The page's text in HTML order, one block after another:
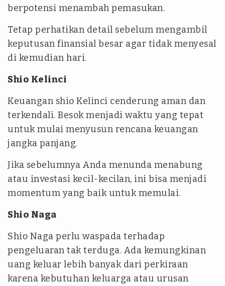
berpotensi menambah pemasukan.
Tetap perhatikan detail sebelum mengambil
keputusan finansial besar agar tidak menyesal
di kemudian hari.
Shio Kelinci
Keuangan shio Kelinci cenderung aman dan
terkendali. Besok menjadi waktu yang tepat
untuk mulai menyusun rencana keuangan
jangka panjang.
Jika sebelumnya Anda menunda menabung
atau investasi kecil-kecilan, ini bisa menjadi
momentum yang baik untuk memulai.
Shio Naga
Shio Naga perlu waspada terhadap
pengeluaran tak terduga. Ada kemungkinan
uang keluar lebih banyak dari perkiraan
karena kebutuhan keluarga atau urusan